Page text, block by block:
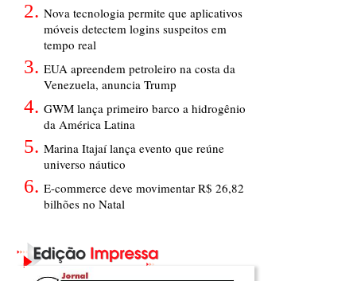
Nova tecnologia permite que aplicativos
móveis detectem logins suspeitos em
tempo real
EUA apreendem petroleiro na costa da
Venezuela, anuncia Trump
GWM lança primeiro barco a hidrogênio
da América Latina
Marina Itajaí lança evento que reúne
universo náutico
E-commerce deve movimentar R$ 26,82
bilhões no Natal